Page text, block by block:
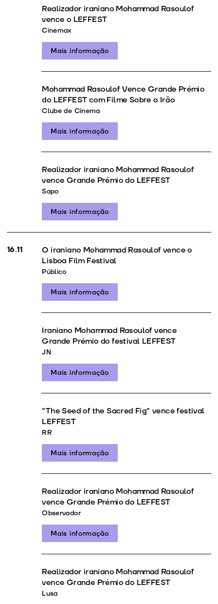
Realizador iraniano Mohammad Rasoulof
vence o LEFFEST
Cinemax
Mais informação
Mohammad Rasoulof Vence Grande Prémio
do LEFFEST com Filme Sobre o Irão
Clube de Cinema
Mais informação
Realizador iraniano Mohammad Rasoulof
vence Grande Prémio do LEFFEST
Sapo
Mais informação
16.11
O iraniano Mohammad Rasoulof vence o
Lisboa Film Festival
Público
Mais informação
Iraniano Mohammad Rasoulof vence
Grande Prémio do festival LEFFEST
JN
Mais informação
"The Seed of the Sacred Fig" vence festival
LEFFEST
RR
Mais informação
Realizador iraniano Mohammad Rasoulof
vence Grande Prémio do LEFFEST
Observador
Mais informação
Realizador iraniano Mohammad Rasoulof
vence Grande Prémio do LEFFEST
Lusa